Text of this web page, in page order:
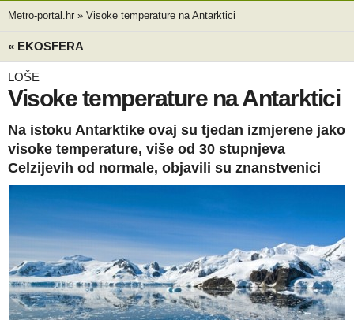
Metro-portal.hr » Visoke temperature na Antarktici
« EKOSFERA
LOŠE
Visoke temperature na Antarktici
Na istoku Antarktike ovaj su tjedan izmjerene jako
visoke temperature, više od 30 stupnjeva
Celzijevih od normale, objavili su znanstvenici